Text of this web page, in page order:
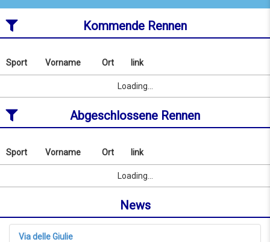
Kommende Rennen
Nach
Name
suchen
ab
to
10/09/2026
0KM
Sport Vorname Ort
link
link
Loading...
Abgeschlossene Rennen
Nach
Name
ab
10/07/2026
Sport Vorname Ort
link
link
Loading...
News
Via delle Giulie